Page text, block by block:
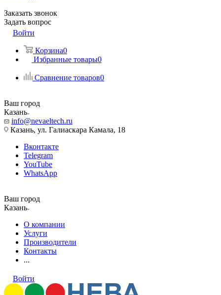
Заказать звонок
Задать вопрос
Войти
Корзина0
Избранные товары0
Сравнение товаров0
Ваш город
Казань
info@nevaeltech.ru
Казань, ул. Галиаскара Камала, 18
Вконтакте
Telegram
YouTube
WhatsApp
Ваш город
Казань
О компании
Услуги
Производители
Контакты
...
Войти